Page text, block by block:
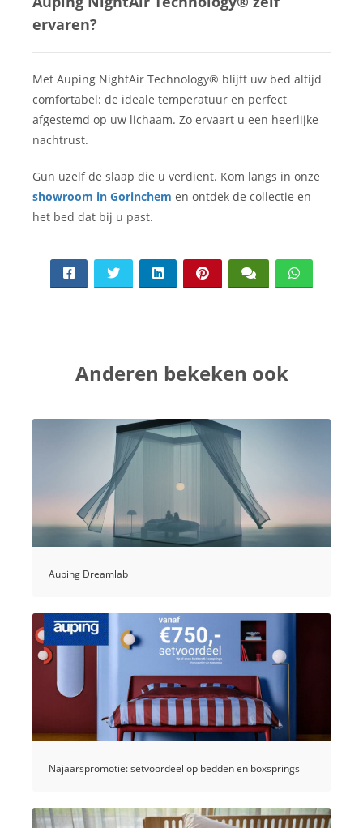
ervaren?
Met Auping NightAir Technology® blijft uw bed altijd
comfortabel: de ideale temperatuur en perfect
afgestemd op uw lichaam. Zo ervaart u een heerlijke
nachtrust.
Gun uzelf de slaap die u verdient. Kom langs in onze
showroom in Gorinchem en ontdek de collectie en
het bed dat bij u past.
Anderen bekeken ook
Auping Dreamlab
Najaarspromotie: setvoordeel op bedden en boxsprings